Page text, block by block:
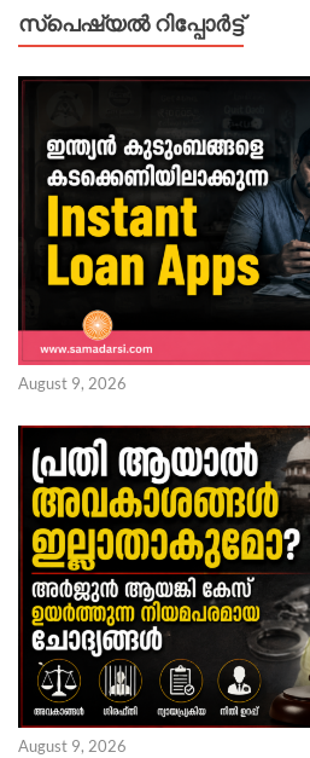
സ്പെഷ്യൽ റിപ്പോര്‍ട്ട്
August 9, 2026
August 9, 2026